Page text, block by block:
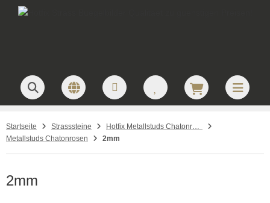
Startseite Strasssteine
Hotfix Metallstuds Chatonrosen – runde Metallstuds zum Aufbügeln
Metallstuds Chatonrosen
2mm
2mm